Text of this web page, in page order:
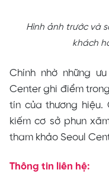
Hình ảnh trước và
khách
Chính nhờ những
Center ghi điểm
tín của thương hiệu.
kiếm cơ sở phun
tham khảo Seoul
Thông tin liên hệ: